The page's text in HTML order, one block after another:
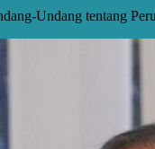
Undang tentang